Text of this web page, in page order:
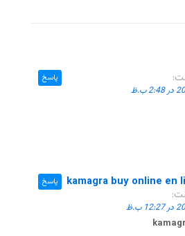
پاسخ
kamagra buy online en
پاسخ